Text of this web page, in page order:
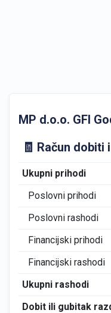
MP d.o.o. GFI
🧾 Račun dobiti
Ukupni prihodi
Poslovni prihodi
Poslovni rashodi
Financijski prihodi
Financijski rashodi
Ukupni rashodi
Dobit ili gubitak